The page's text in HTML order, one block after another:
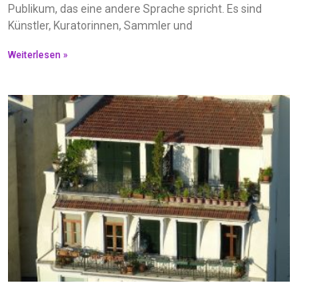
Publikum, das eine andere Sprache spricht. Es sind
Künstler, Kuratorinnen, Sammler und
Weiterlesen »